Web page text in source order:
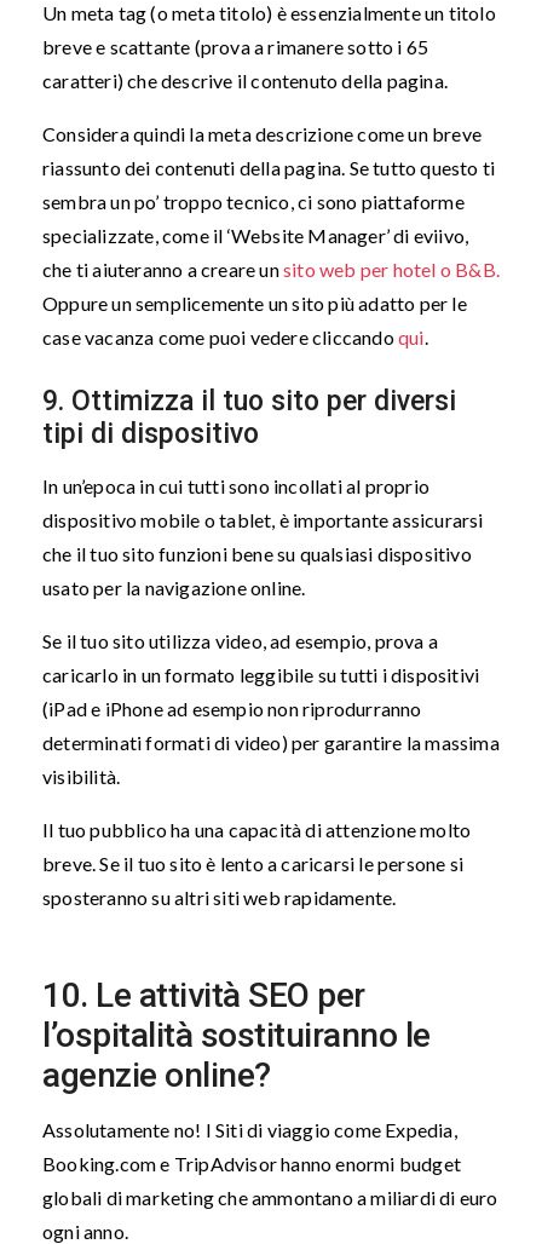
Un meta tag (o meta titolo) è essenzialmente un titolo
breve e scattante (prova a rimanere sotto i 65
caratteri) che descrive il contenuto della pagina.
Considera quindi la meta descrizione come un breve
riassunto dei contenuti della pagina. Se tutto questo ti
sembra un po’ troppo tecnico, ci sono piattaforme
specializzate, come il ‘Website Manager’ di eviivo,
che ti aiuteranno a creare unsito web per hotel o B&B.
Oppure un semplicemente un sito più adatto per le
case vacanza come puoi vedere cliccandoqui.
9. Ottimizza il tuo sito per diversi
tipi di dispositivo
In un’epoca in cui tutti sono incollati al proprio
dispositivo mobile o tablet, è importante assicurarsi
che il tuo sito funzioni bene su qualsiasi dispositivo
usato per la navigazione online.
Se il tuo sito utilizza video, ad esempio, prova a
caricarlo in un formato leggibile su tutti i dispositivi
(iPad e iPhone ad esempio non riprodurranno
determinati formati di video) per garantire la massima
visibilità.
Il tuo pubblico ha una capacità di attenzione molto
breve. Se il tuo sito è lento a caricarsi le persone si
sposteranno su altri siti web rapidamente.
10. Le attività SEO per
l’ospitalità sostituiranno le
agenzie online?
Assolutamente no! I Siti di viaggio come Expedia,
Booking.com e TripAdvisor hanno enormi budget
globali di marketing che ammontano a miliardi di euro
ogni anno.